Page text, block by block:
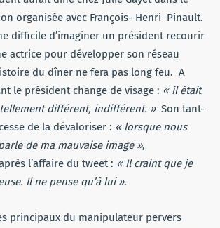
organisée avec François- Henri Pinault.
difficile d’imaginer un président recourir
actrice pour développer son réseau
du dîner ne fera pas long feu. A
le président change de visage : « il était
différent, indifférent. »Son tant-
de la dévaloriser : « lorsque nous
de ma mauvaise image »,
l’affaire du tweet : « Il craint que je
Il ne pense qu’à lui ».
principaux du manipulateur pervers